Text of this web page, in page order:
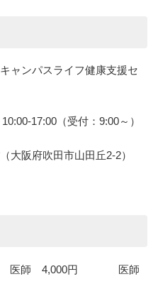
パスライフ健康支援セ
17:00（受付：9:00～）
府吹田市山田丘2-2）
円 医師